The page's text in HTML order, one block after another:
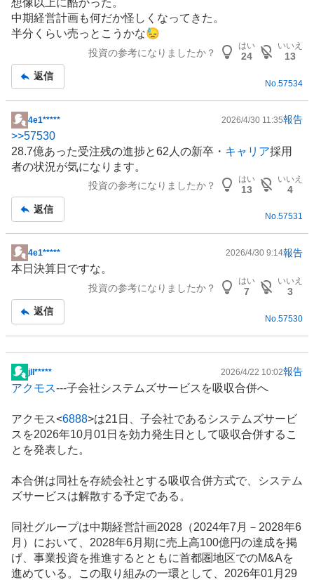
示
板
記
想像以上に酷かった。
中期経営計画も何だか怪しくなってきた。
半分くらい売っとこうかな😓
投資の参考になりましたか？
はい
24
いいえ
13
返信
No. 57534
掲
示
板
記
4e1***** 2026/4/30 11:35報告
>>57530
28.7億あった受注残の進捗と62人の新卒・ キャリア採用
者の状況が気になります。
投資の参考になりましたか？
はい
13
いいえ
4
返信
No.57531
掲
示
事
4e1***** 2026/4/30 9:14報告
本日決算日ですな。
投資の参考になりましたか？
はい
7
いいえ
3
返信
No. 57530
掲
示
記
事
​jll***** 2026/4/22 10:02報告
アクモス---子会社システムズサービスを吸収合併へ
アクモス<6888>は21日、子会社であるシステムズサービ
スを2026年10月01日を効力発生日として吸収合併するこ
とを発表した。
本合併は同社を存続会社とする吸収合併方式で、システム
ズサービスは解散する予定である。
同社グループは中期経営計画2028（2024年7月－2028年6
月）において、2028年6月期に売上高100億円の達成を掲
げ、事業投資を推進するとともに首都圏地区でのM&Aを
進めている。この取り組みの一環として、2026年01月29